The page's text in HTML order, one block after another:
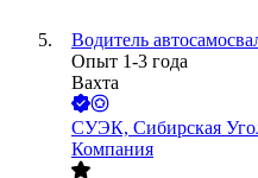
Водитель
Опыт 1-3 года
Вахта
СУЭК, Сибирская
Компания